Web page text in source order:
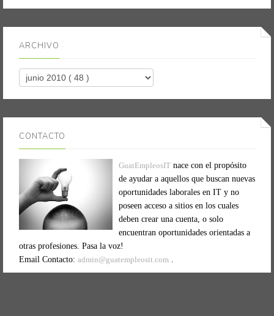
ARCHIVO
CONTACTO
GuatEmpleosIT nace con el propósito
de ayudar a aquellos que buscan nuevas
oportunidades laborales en IT y no
poseen acceso a sitios en los cuales
deben crear una cuenta, o solo
encuentran oportunidades orientadas a
otras profesiones. Pasa la voz!
Email Contacto: admin@guatempleosit.com .